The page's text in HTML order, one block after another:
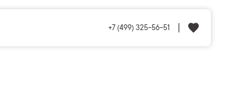
+7 (499) 325-56-51